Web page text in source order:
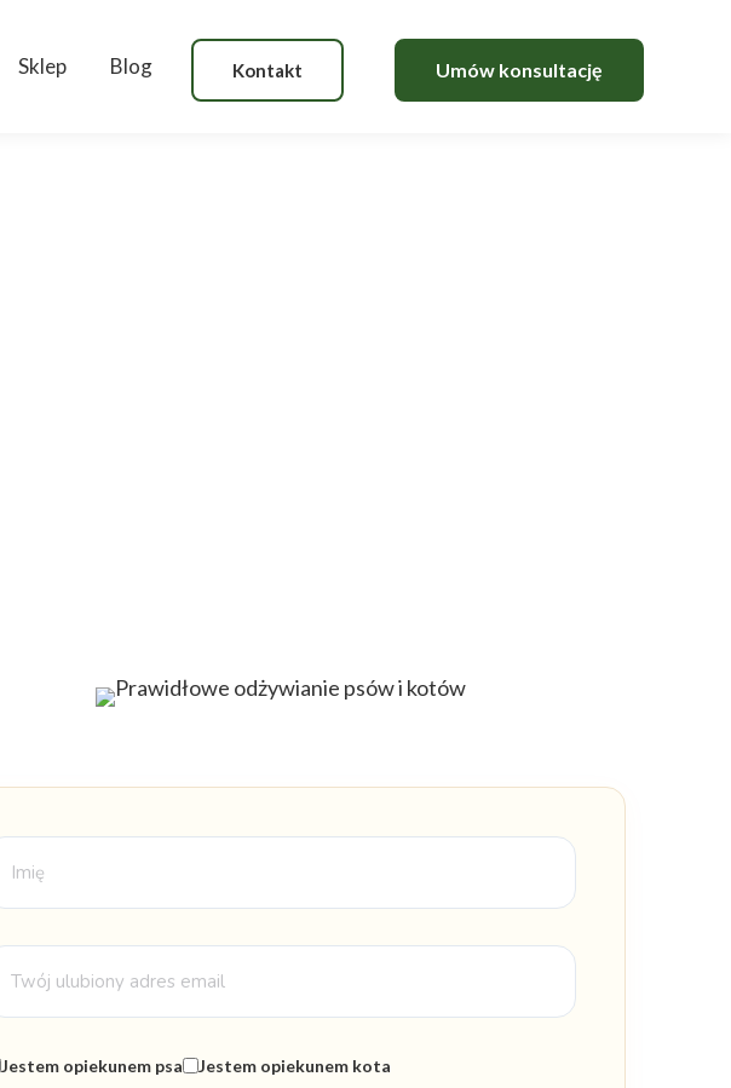
Sklep Blog Kontakt
Jestem opiekunem psa Jestem opiekunem kota